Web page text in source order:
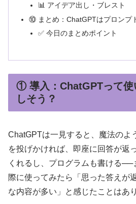
📊 アイデア出し・ブレスト
⑩ まとめ：ChatGPTはプロンプ
✅ 今日のまとめポイント
① 導入：ChatGPTって使
しそう？
ChatGPTは一見すると、魔法のよ
を投げかければ、即座に回答が返
くれるし、プログラムも書ける──
際に使ってみたら「思った答えが
な内容が多い」と感じたことはあ